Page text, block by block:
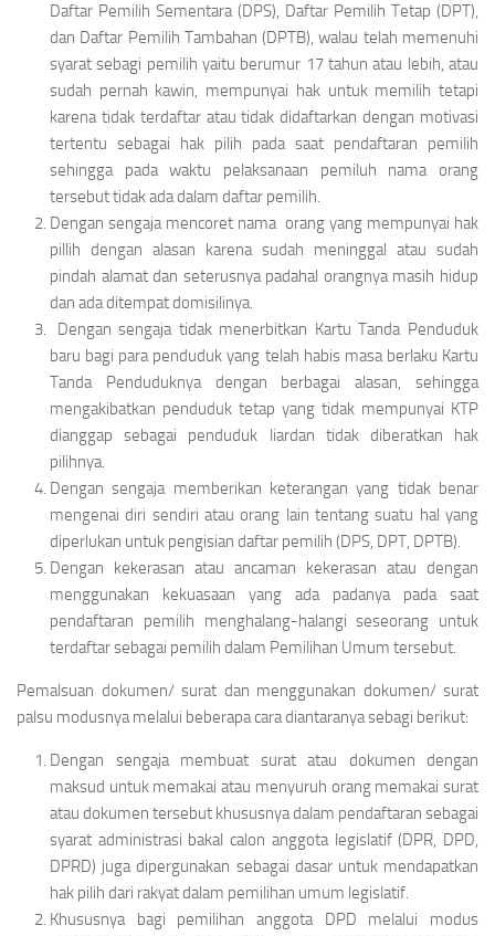
Daftar Pemilih Sementara (DPS), Daftar Pemilih Tetap (DPT),
dan Daftar Pemilih Tambahan (DPTB), walau telah memenuhi
syarat sebagi pemilih yaitu berumur 17 tahun atau lebih, atau
sudah pernah kawin, mempunyai hak untuk memilih tetapi
karena tidak terdaftar atau tidak didaftarkan dengan motivasi
tertentu sebagai hak pilih pada saat pendaftaran pemilih
sehingga pada waktu pelaksanaan pemiluh nama orang
tersebut tidak ada dalam daftar pemilih.
Dengan sengaja mencoret nama orang yang mempunyai hak
pillih dengan alasan karena sudah meninggal atau sudah
pindah alamat dan seterusnya padahal orangnya masih hidup
dan ada ditempat domisilinya.
Dengan sengaja tidak menerbitkan Kartu Tanda Penduduk
baru bagi para penduduk yang telah habis masa berlaku Kartu
Tanda Penduduknya dengan berbagai alasan, sehingga
mengakibatkan penduduk tetap yang tidak mempunyai KTP
dianggap sebagai penduduk liardan tidak diberatkan hak
pilihnya.
Dengan sengaja memberikan keterangan yang tidak benar
mengenai diri sendiri atau orang lain tentang suatu hal yang
diperlukan untuk pengisian daftar pemilih (DPS, DPT, DPTB).
Dengan kekerasan atau ancaman kekerasan atau dengan
menggunakan kekuasaan yang ada padanya pada saat
pendaftaran pemilih menghalang-halangi seseorang untuk
terdaftar sebagai pemilih dalam Pemilihan Umum tersebut.
Pemalsuan dokumen/ surat dan menggunakan dokumen/ surat
palsu modusnya melalui beberapa cara diantaranya sebagi berikut:
Dengan sengaja membuat surat atau dokumen dengan
maksud untuk memakai atau menyuruh orang memakai surat
atau dokumen tersebut khususnya dalam pendaftaran sebagai
syarat administrasi bakal calon anggota legislatif (DPR, DPD,
DPRD) juga dipergunakan sebagai dasar untuk mendapatkan
hak pilih dari rakyat dalam pemilihan umum legislatif.
Khususnya bagi pemilihan anggota DPD melalui modus